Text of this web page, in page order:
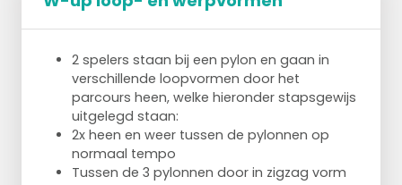
2 spelers staan bij een pylon en gaan in
verschillende loopvormen door het
parcours heen, welke hieronder stapsgewijs
uitgelegd staan:
2x heen en weer tussen de pylonnen op
normaal tempo
Tussen de 3 pylonnen door in zigzag vorm